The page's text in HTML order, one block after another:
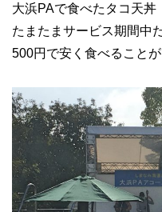
大浜PAで食べたタコ天丼
たまたまサービス期間中
500円で安く食べること